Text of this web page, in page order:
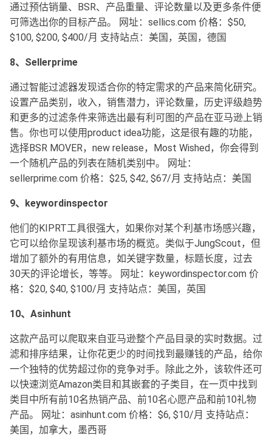
通过预估销量、BSR、产品重量、评论数量以及更多条件便
可筛选出你的目标产品。 网址：sellics.com 价格：$50,
$100, $200, $400/月 支持站点：美国，英国，德国
8、Sellerprime
通过智能过滤器发现适合你的特定需求的产品来简化研究。
设置产品类别，收入，销售潜力，评论数量，历史评级趋势
和更多的过滤条件来筛选出最有利可图的产品在亚马逊上销
售。你也可以使用product idea功能，这是很有趣的功能，
选择BSR MOVER，new release，Most Wished，你会得到
一个随机产品的列表在随机类别中。 网址：
sellerprime.com 价格：$25, $42, $67/月 支持站点：美国
9、keywordinspector
他们的KIPRT工具很强大，如果你对某个利基市场感兴趣，
它可以给你呈现该利基市场的概览。类似于JungScout，但
增加了额外的有用信息，如关键字数量，标题长度，过去
30天的评论增长，等等。 网址：keywordinspector.com 价
格：$20, $40, $100/月 支持站点：美国，英国
10、Asinhunt
这款产品可以爬取来自亚马逊整个产品目录的实时数据。过
滤和排序结果，让你花更少的时间找到最赚钱的产品，给你
一个独特的优势超过你的竞争对手。除此之外，该软件还可
以快速浏览Amazon类目和其嵌套的子类目，在一页中找到
类目中所有前10名热销产品、前10名心愿产品和前10礼物
产品。 网址：asinhunt.com 价格：$6, $10/月 支持站点：
美国，加拿大，墨西哥